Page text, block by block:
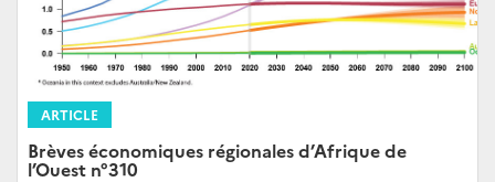
ARTICLE
Brèves économiques régionales d’Afrique de
l’Ouest n°310